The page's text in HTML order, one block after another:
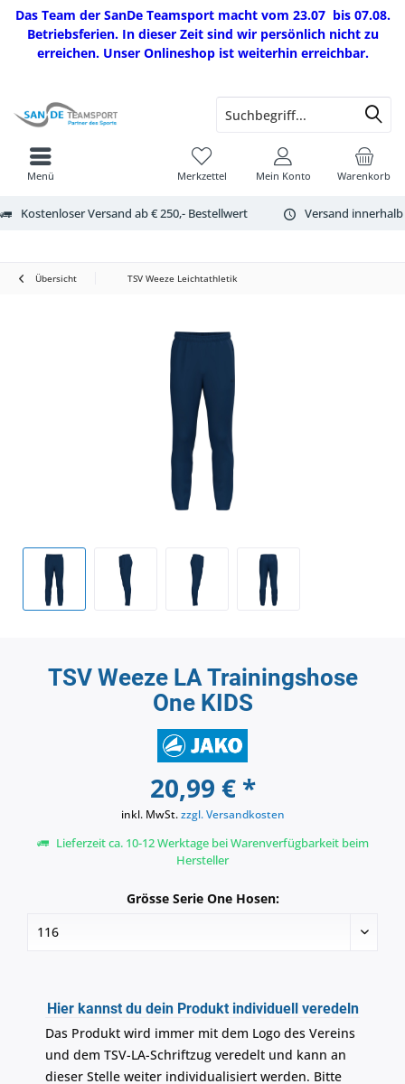
Das Team der SanDe Teamsport macht vom 23.07 bis 07.08.
Betriebsferien. In dieser Zeit sind wir persönlich nicht zu
erreichen. Unser Onlineshop ist weiterhin erreichbar.
Kostenloser Versand ab € 250,- Bestellwert Versand
Warenkorb
Merkzettel Mein Konto
Menü
Übersicht TSV Weeze Leichtathletik
TSV Weeze LA Trainingshose
One KIDS
20,99 € *
inkl. MwSt.zzgl. Versandkosten
Lieferzeit ca. 10-12 Werktage bei Warenverfügbarkeit beim
Hersteller
Grösse Serie One Hosen:
Hier kannst du dein Produkt individuell veredeln
Das Produkt wird immer mit dem Logo des Vereins
und dem TSV-LA-Schriftzug veredelt und kann an
dieser Stelle weiter individualisiert werden. Bitte